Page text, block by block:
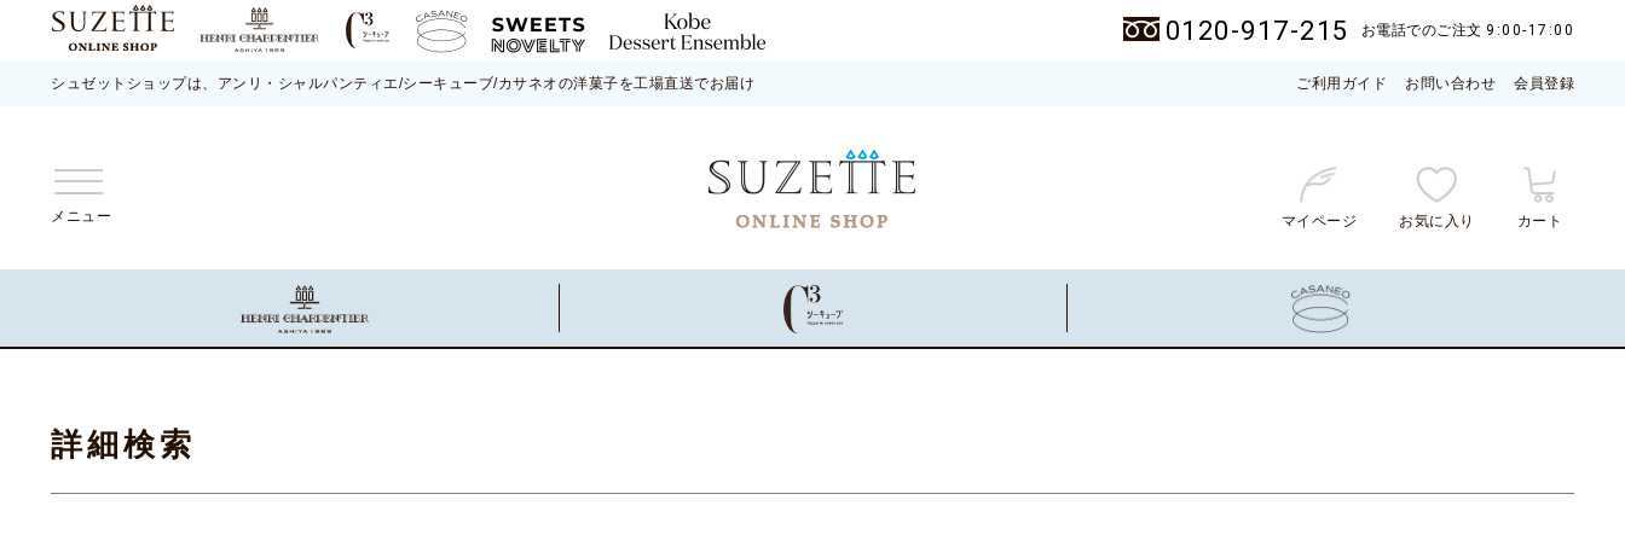
0120-917-215 お電話でのご注文 9:00-17:00
シュゼットショップは、アンリ・シャルパンティエ/シーキューブ/カサネオの洋菓子を工場直送でお届け ご利用ガイド お問い合わせ 会員登録
メニュー マイページ お気に入り カート
詳細検索